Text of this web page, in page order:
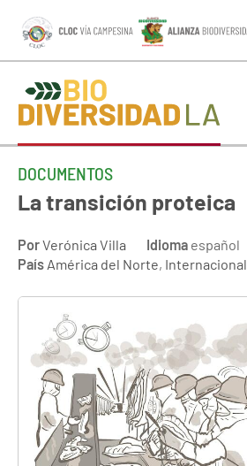
DOCUMENTOS
La transición proteica
PorVerónica Villa Idioma español
País América del Norte, Internacional